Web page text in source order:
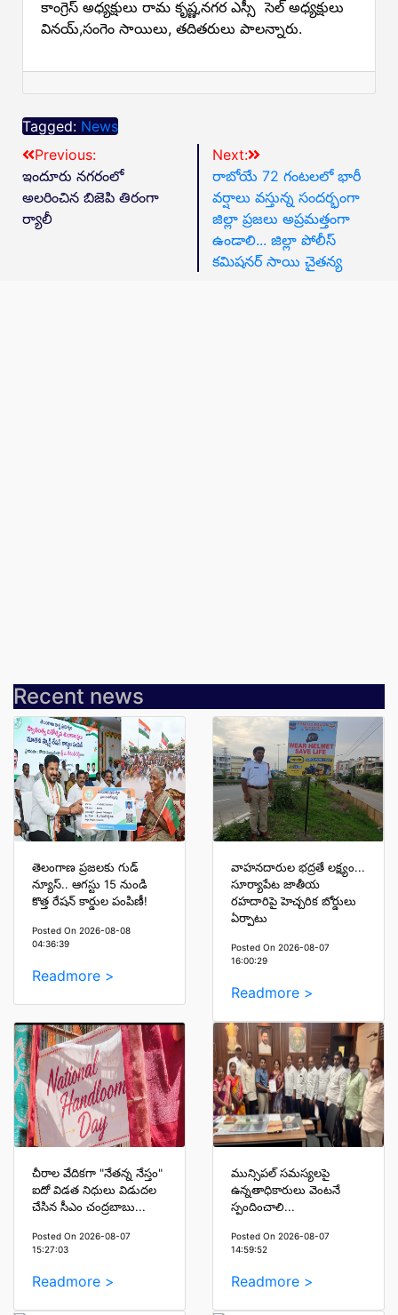
కాంగ్రెస్ అధ్యక్షులు రామ కృష్ణ,నగర ఎస్సీ సెల్ అధ్యక్షులు
వినయ్,సంగెం సాయిలు, తదితరులు పాలన్నారు.
Tagged: News
Previous:
ఇందూరు నగరంలో
అలరించిన బిజెపి తిరంగా
ర్యాలీ
Next:
రాబోయే 72 గంటలలో భారీ
వర్షాలు వస్తున్న సందర్భంగా
జిల్లా ప్రజలు అప్రమత్తంగా
ఉండాలి... జిల్లా పోలీస్
కమిషనర్ సాయి చైతన్య
Recent news
తెలంగాణ ప్రజలకు గుడ్
న్యూస్.. ఆగస్టు 15 నుండి
కొత్త రేషన్ కార్డుల పంపిణీ!
Posted On 2026-08-08
04:36:39
Readmore >
వాహనదారుల భద్రతే లక్ష్యం...
సూర్యాపేట జాతీయ
రహదారిపై హెచ్చరిక బోర్డులు
ఏర్పాటు
Posted On 2026-08-07
16:00:29
Readmore >
చీరాల వేదికగా "నేతన్న నేస్తం"
ఐదో విడత నిధులు విడుదల
చేసిన సీఎం చంద్రబాబు...
Posted On 2026-08-07
15:27:03
Readmore >
మున్సిపల్ సమస్యలపై
ఉన్నతాధికారులు వెంటనే
స్పందించాలి...
Posted On 2026-08-07
14:59:52
Readmore >